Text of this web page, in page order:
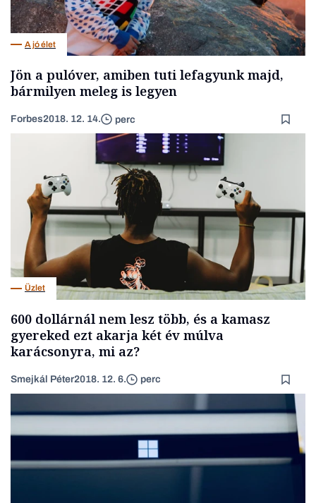
A jó élet
Jön a pulóver, amiben tuti lefagyunk majd,
bármilyen meleg is legyen
Forbes2018. 12. 14. perc
Üzlet
600 dollárnál nem lesz több, és a kamasz
gyereked ezt akarja két év múlva
karácsonyra, mi az?
Smejkál Péter2018. 12. 6. perc